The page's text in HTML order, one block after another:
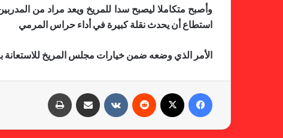
وأصبح متكاملا ليصبح سدا للمريخ ويعد مراد من
استطاع أن يحدث نقلة كبيرة في أداء حراس المرمي
الأمر الذي وضعه ضمن خيارات مجلس المريخ للاستعانة